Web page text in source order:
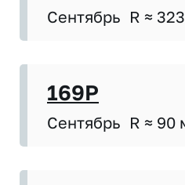
Сентябрь R ≈
169P
Сентябрь R ≈ 90